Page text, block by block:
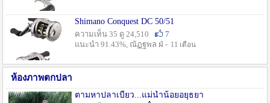
Shimano Conquest DC 50/51
ความเห็น 35 ดู 24,510
7
แนะนำ 91.43%, ณัฏฐพล ฝ่ - 11 เดือน
ห้องภาพตกปลา
ตามหาปลาเบี้ยว...แม่น้ำน้อยอยุธยา